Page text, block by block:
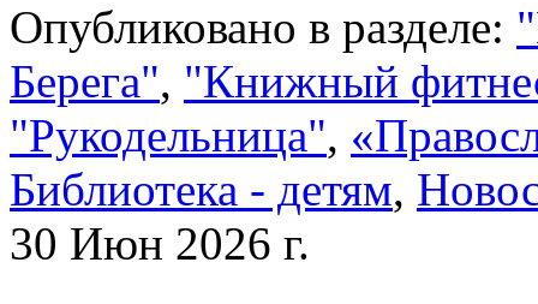
Опубликовано в разделе:
Берега", "Книжный
"Рукодельница",
Библиотека - детям,
30 Июн 2026 г.